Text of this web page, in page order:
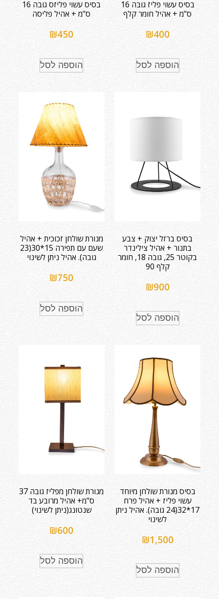
בסיס עשוי פליז גובה 16
ס"מ + אהיל חומר קלף
₪400
הוספה לסל
בסיס עשוי פליזס גובה 16
ס"מ + אהיל פליסה
₪450
הוספה לסל
בסיס ברזל יצוק + צבע
בתנור + אהיל צילינדר
בקוטר 25, גובה 18, חומר
קלף 90
₪900
הוספה לסל
מנורת שולחן זכוכית + אהיל
שעם עם תפירה 15*30(23
גובה). אהיל ניתן לשינוי
₪750
הוספה לסל
בסיס מנורת שולחן מיוחד
עשוי פליז + אהיל פרח
17*32(24 גובה). אהיל ניתן
לשינוי
₪1,500
הוספה לסל
מנורת שולחן מפליז גובה 37
ס"מ+ אהיל מרובע בד
שנטונג(ניתן לשינוי)
₪600
הוספה לסל